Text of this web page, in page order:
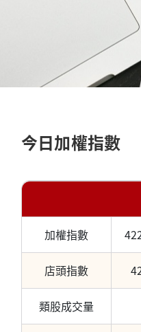
今日加權指數
加權指數
店頭指數
類股成交量